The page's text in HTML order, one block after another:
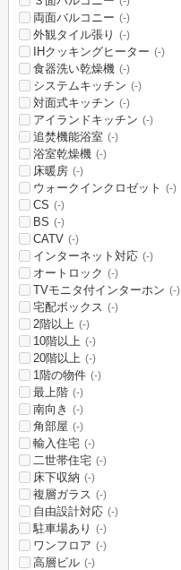
両面バルコニー (-)
外観タイル張り (-)
IHクッキングヒーター (-)
食器洗い乾燥機 (-)
システムキッチン (-)
対面式キッチン (-)
アイランドキッチン (-)
追焚機能浴室 (-)
浴室乾燥機 (-)
床暖房 (-)
ウォークインクロゼット (-)
CS (-)
BS (-)
CATV (-)
インターネット対応 (-)
オートロック (-)
TVモニタ付インターホン (-)
宅配ボックス (-)
2階以上 (-)
10階以上 (-)
20階以上 (-)
1階の物件 (-)
最上階 (-)
南向き (-)
角部屋 (-)
輸入住宅 (-)
二世帯住宅 (-)
床下収納 (-)
複層ガラス (-)
自由設計対応 (-)
駐車場あり (-)
ワンフロア (-)
高層ビル (-)